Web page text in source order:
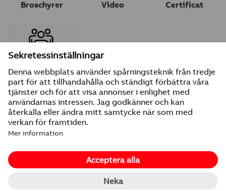
Broschyrer Video Certificat
Leverantörsuppgifter
Integritetspolicy